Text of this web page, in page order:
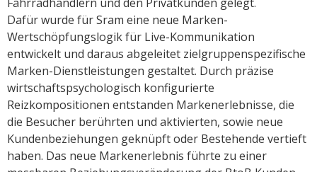
Dafür wurde für Sram eine neue Marken-
Wertschöpfungslogik für Live-Kommunikation
entwickelt und daraus abgeleitet zielgruppenspezifische
Marken-Dienstleistungen gestaltet. Durch präzise
wirtschaftspsychologisch konfigurierte
Reizkompositionen entstanden Markenerlebnisse, die
die Besucher berührten und aktivierten, sowie neue
Kundenbeziehungen geknüpft oder Bestehende vertieft
haben. Das neue Markenerlebnis führte zu einer